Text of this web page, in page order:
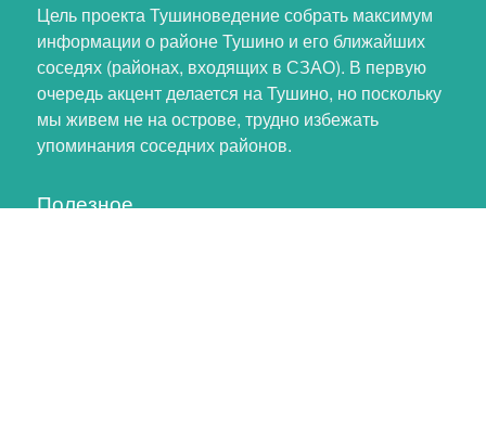
Цель проекта Тушиноведение собрать максимум
информации о районе Тушино и его ближайших
соседях (районах, входящих в СЗАО). В первую
очередь акцент делается на Тушино, но поскольку
мы живем не на острове, трудно избежать
упоминания соседних районов.
Полезное